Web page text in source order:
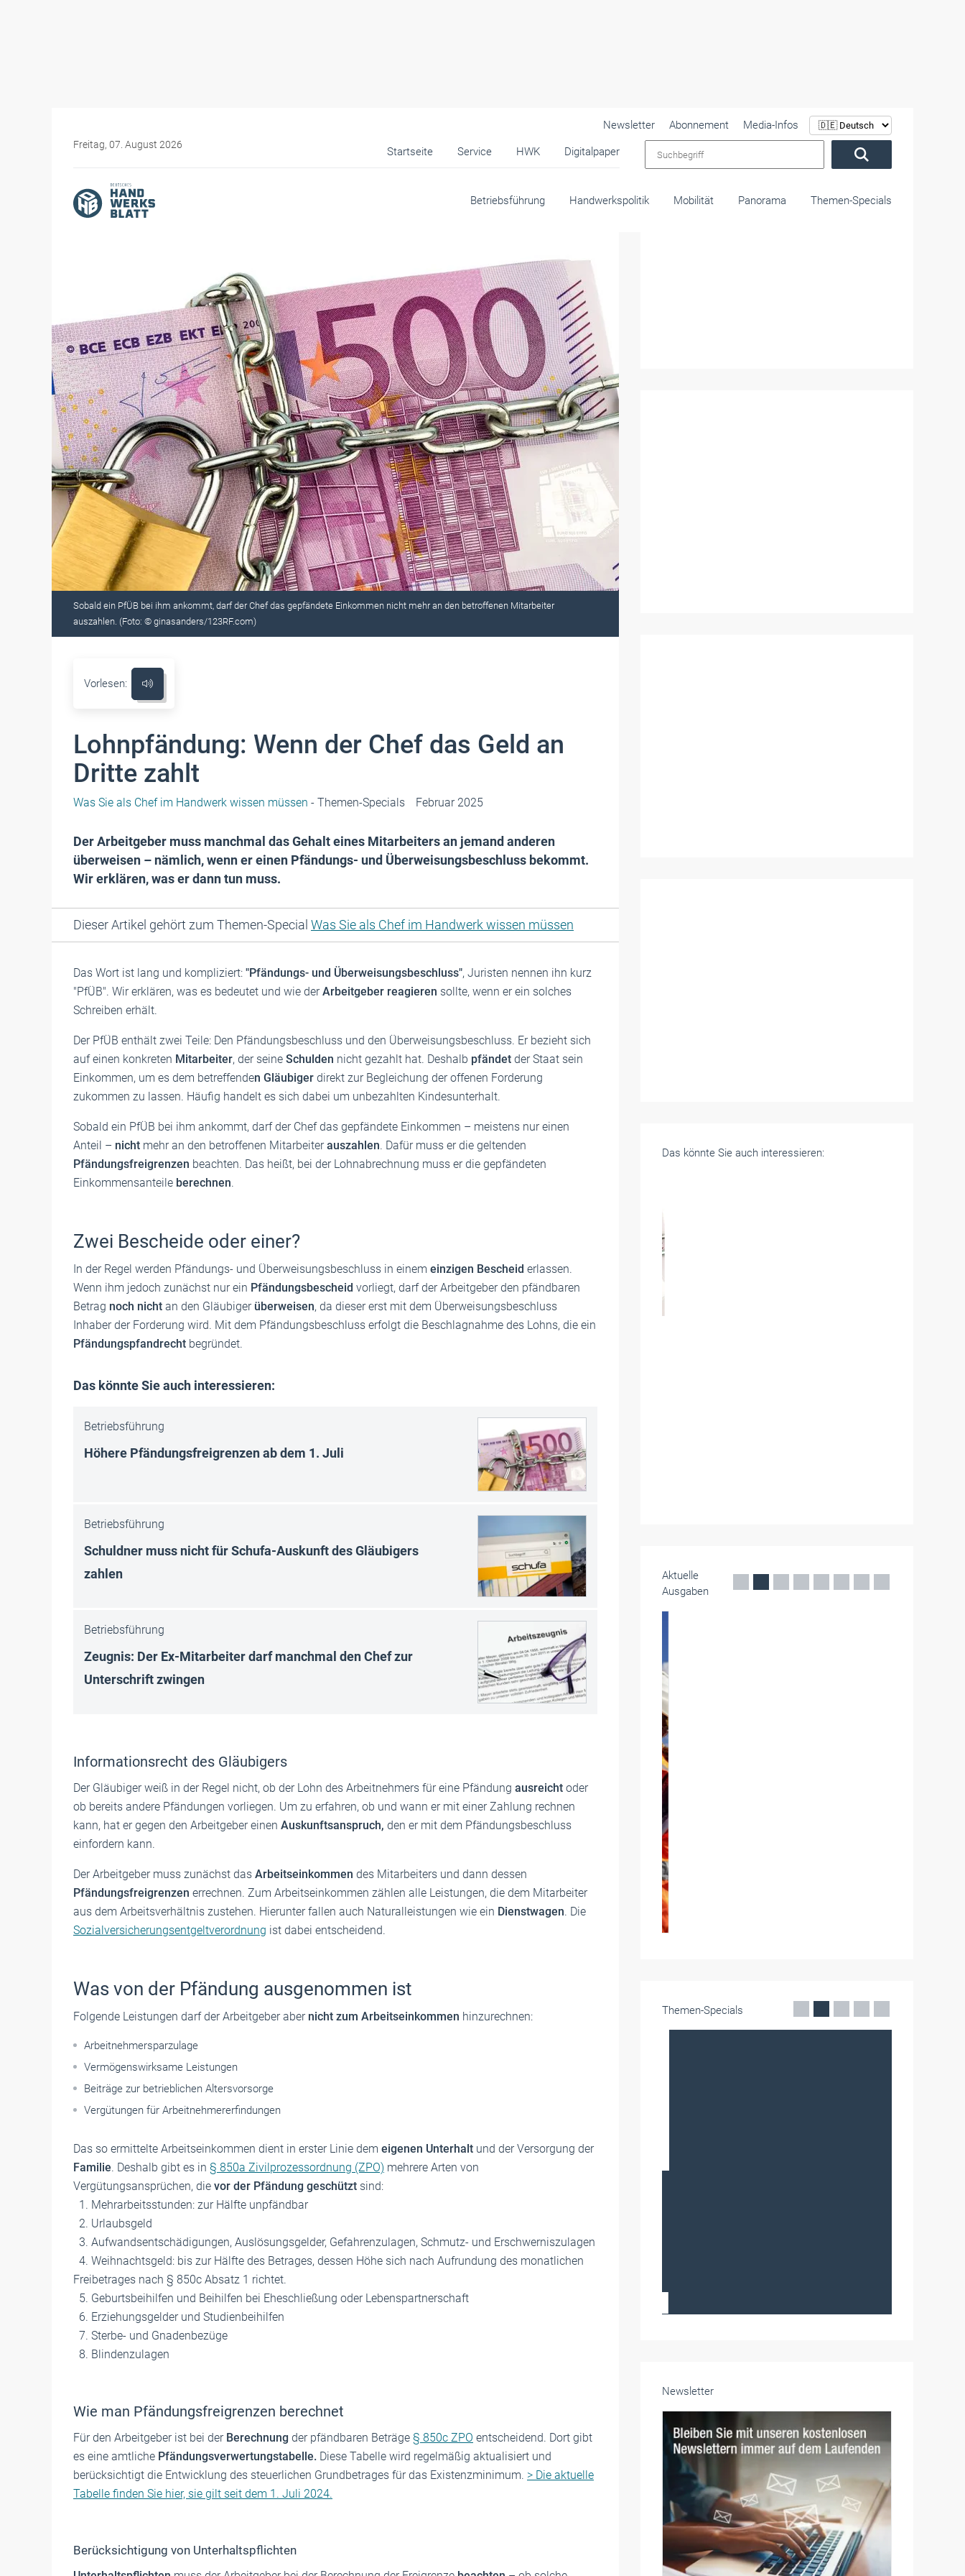
Freitag, 07. August 2026
Startseite Service HWK Digitalpaper
Newsletter Abonnement
Media-Infos
Betriebsführung Handwerkspolitik Mobilität Panorama Themen-Specials
Sobald ein PfÜB bei ihm ankommt, darf der Chef das gepfändete Einkommen nicht mehr an den betroffenen Mitarbeiter
auszahlen. (Foto: © ginasanders/123RF.com)
Vorlesen:
Lohnpfändung: Wenn der Chef das Geld an
Dritte zahlt
Was Sie als Chef im Handwerk wissen müssen - Themen-Specials Februar 2025
Der Arbeitgeber muss manchmal das Gehalt eines Mitarbeiters an jemand anderen
überweisen – nämlich, wenn er einen Pfändungs- und Überweisungsbeschluss bekommt.
Wir erklären, was er dann tun muss.
Dieser Artikel gehört zum Themen-Special Was Sie als Chef im Handwerk wissen müssen
Das Wort ist lang und kompliziert: "Pfändungs- und Überweisungsbeschluss", Juristen nennen ihn kurz
"PfÜB". Wir erklären, was es bedeutet und wie derArbeitgeber reagieren sollte, wenn er ein solches
Schreiben erhält.
Der PfÜB enthält zwei Teile: Den Pfändungsbeschluss und den Überweisungsbeschluss. Er bezieht sich
auf einen konkreten Mitarbeiter, der seine Schulden nicht gezahlt hat. Deshalb pfändet der Staat sein
Einkommen, um es dem betreffenden Gläubiger direkt zur Begleichung der offenen Forderung
zukommen zu lassen. Häufig handelt es sich dabei um unbezahlten Kindesunterhalt.
Sobald ein PfÜB bei ihm ankommt, darf der Chef das gepfändete Einkommen – meistens nur einen
Anteil – nicht mehr an den betroffenen Mitarbeiterauszahlen. Dafür muss er die geltenden
Pfändungsfreigrenzen beachten. Das heißt, bei der Lohnabrechnung muss er die gepfändeten
Einkommensanteile berechnen.
Zwei Bescheide oder einer?
In der Regel werden Pfändungs- und Überweisungsbeschluss in einem einzigen Bescheid erlassen.
Wenn ihm jedoch zunächst nur ein Pfändungsbescheid vorliegt, darf der Arbeitgeber den pfändbaren
Betrag noch nicht an den Gläubiger überweisen, da dieser erst mit dem Überweisungsbeschluss
Inhaber der Forderung wird. Mit dem Pfändungsbeschluss erfolgt die Beschlagnahme des Lohns, die ein
Pfändungspfandrecht begründet.
Das könnte Sie auch interessieren:
Betriebsführung
Höhere Pfändungsfreigrenzen ab dem 1. Juli
Betriebsführung
Schuldner muss nicht für Schufa-Aus­kunft des Gläubigers
zahlen
Betriebsführung
Zeugnis: Der Ex-Mitarbeiter darf manchmal den Chef zur
Unterschrift zwingen
Informationsrecht des Gläubigers
Der Gläubiger weiß in der Regel nicht, ob der Lohn des Arbeitnehmers für eine Pfändung ausreicht oder
ob bereits andere Pfändungen vorliegen. Um zu erfahren, ob und wann er mit einer Zahlung rechnen
kann, hat er gegen den Arbeitgeber einen Auskunftsanspruch, den er mit dem Pfändungsbeschluss
einfordern kann.
Der Arbeitgeber muss zunächst das Arbeitseinkommen des Mitarbeiters und dann dessen
Pfändungsfreigrenzen errechnen. Zum Arbeitseinkommen zählen alle Leistungen, die dem Mitarbeiter
aus dem Arbeitsverhältnis zustehen. Hierunter fallen auch Naturalleistungen wie ein Dienstwagen. Die
Sozialversicherungsentgeltverordnung ist dabei entscheidend.
Was von der Pfändung ausgenommen ist
Folgende Leistungen darf der Arbeitgeber aber nicht zum Arbeitseinkommen hinzurechnen:
Arbeitnehmersparzulage
Vermögenswirksame Leistungen
Beiträge zur betrieblichen Altersvorsorge
Vergütungen für Arbeitnehmererfindungen
Das so ermittelte Arbeitseinkommen dient in erster Linie dem eigenen Unterhalt und der Versorgung der
Familie. Deshalb gibt es in § 850a Zivilprozessordnung (ZPO) mehrere Arten von
Vergütungsansprüchen, die vor der Pfändung geschützt sind:
1. Mehrarbeitsstunden: zur Hälfte unpfändbar
2. Urlaubsgeld
3. Aufwandsentschädigungen, Auslösungsgelder, Gefahrenzulagen, Schmutz- und Erschwerniszulagen
4. Weihnachtsgeld: bis zur Hälfte des Betrages, dessen Höhe sich nach Aufrundung des monatlichen
Freibetrages nach § 850c Absatz 1 richtet.
5. Geburtsbeihilfen und Beihilfen bei Eheschließung oder Lebenspartnerschaft
6. Erziehungsgelder und Studienbeihilfen
7. Sterbe- und Gnadenbezüge
8. Blindenzulagen
Wie man Pfändungsfreigrenzen berechnet
Für den Arbeitgeber ist bei derBerechnung der pfändbaren Beträge § 850c ZPO entscheidend. Dort gibt
es eine amtliche Pfändungsverwertungstabelle. Diese Tabelle wird regelmäßig aktualisiert und
berücksichtigt die Entwicklung des steuerlichen Grundbetrages für das Existenzminimum. > Die aktuelle
Tabelle finden Sie hier, sie gilt seit dem 1. Juli 2024.
Berücksichtigung von Unterhaltspflichten
Das könnte Sie auch interessieren:
Ausgaben
Newsletter